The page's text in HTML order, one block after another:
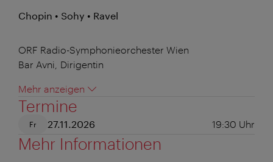
Chopin • Sohy • Ravel
ORF Radio-Symphonieorchester Wien
Bar Avni, Dirigentin
Mehr anzeigen
Termine
Fr 27.11.2026 19:30 Uhr
Mehr Informationen